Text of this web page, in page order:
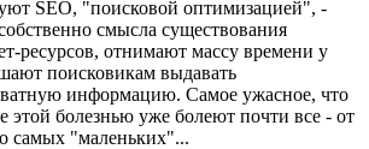
SEO, "поисковой оптимизацией", -
смысла существования
ресурсов, отнимают массу времени у
поисковикам выдавать
информацию. Самое ужасное, что
этой болезнью уже болеют почти все - от
самых "маленьких"...